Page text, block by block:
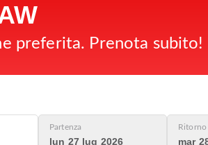
preferita. Prenota subito!
Partenza
lun 27 lug 2026
Ritorno
mar